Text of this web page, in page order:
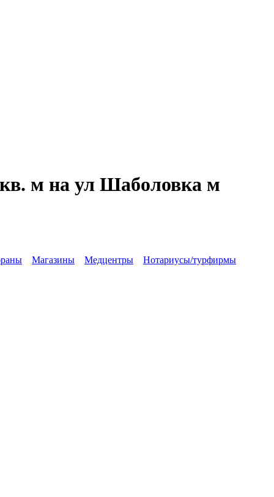
м на ул Шаболовка м
Магазины Медцентры
Нотариусы/турфирмы